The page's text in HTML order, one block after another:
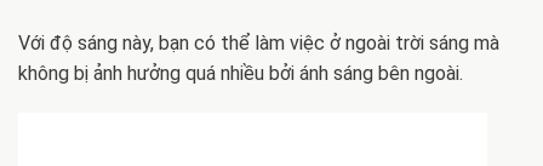
Với độ sáng này, bạn có thể làm việc ở ngoài trời sáng mà
không bị ảnh hưởng quá nhiều bởi ánh sáng bên ngoài.